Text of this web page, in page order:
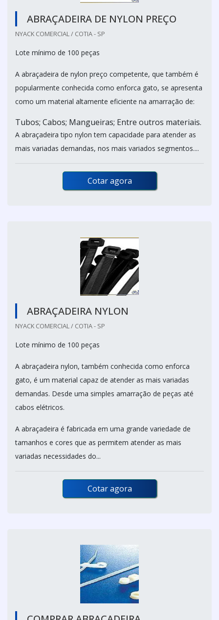
ABRAÇADEIRA DE NYLON PREÇO
NYACK COMERCIAL / COTIA - SP
Lote mínimo de 100 peças
A abraçadeira de nylon preço competente, que também é
popularmente conhecida como enforca gato, se apresenta
como um material altamente eficiente na amarração de:
Tubos; Cabos; Mangueiras; Entre outros materiais.
A abraçadeira tipo nylon tem capacidade para atender as
mais variadas demandas, nos mais variados segmentos....
Cotar agora
ABRAÇADEIRA NYLON
NYACK COMERCIAL / COTIA - SP
Lote mínimo de 100 peças
A abraçadeira nylon, também conhecida como enforca
gato, é um material capaz de atender as mais variadas
demandas. Desde uma simples amarração de peças até
cabos elétricos.
A abraçadeira é fabricada em uma grande variedade de
tamanhos e cores que as permitem atender as mais
variadas necessidades do...
Cotar agora